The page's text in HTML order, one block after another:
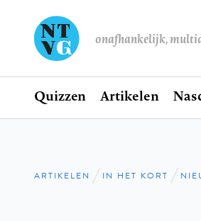
onafhankelijk,
Hoofdnavigatie
Home
Quizzen Artikelen
Kruimelpad
ARTIKELEN IN HET KORT